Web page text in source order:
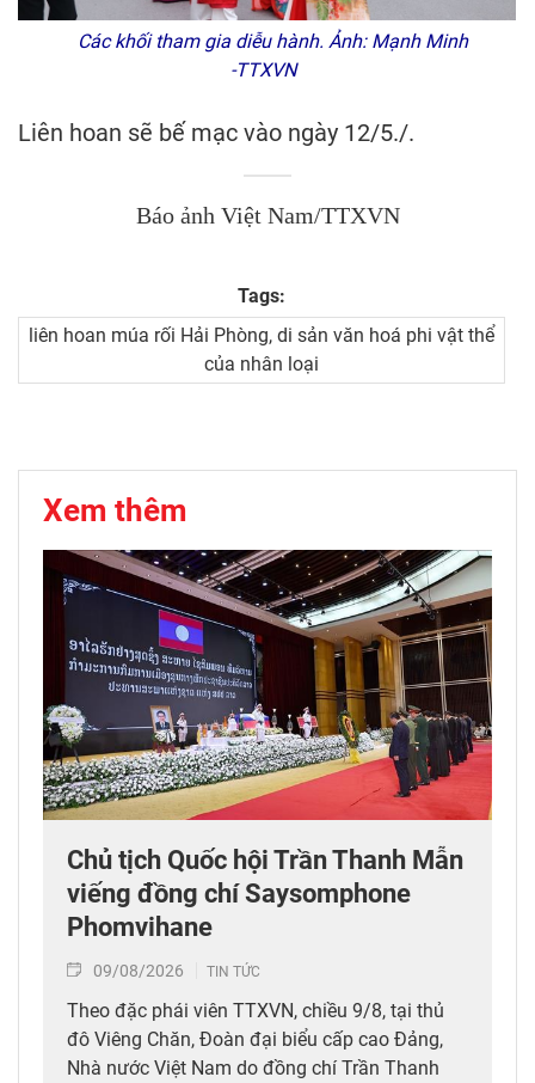
Các khối tham gia diễu hành. Ảnh: Mạnh Minh
-TTXVN
Liên hoan sẽ bế mạc vào ngày 12/5./.
Báo ảnh Việt Nam/TTXVN
Tags:
liên hoan múa rối Hải Phòng, di sản văn hoá phi vật thể
của nhân loại
Xem thêm
Chủ tịch Quốc hội Trần Thanh Mẫn
viếng đồng chí Saysomphone
Phomvihane
09/08/2026 TIN TỨC
Theo đặc phái viên TTXVN, chiều 9/8, tại thủ
đô Viêng Chăn, Đoàn đại biểu cấp cao Đảng,
Nhà nước Việt Nam do đồng chí Trần Thanh